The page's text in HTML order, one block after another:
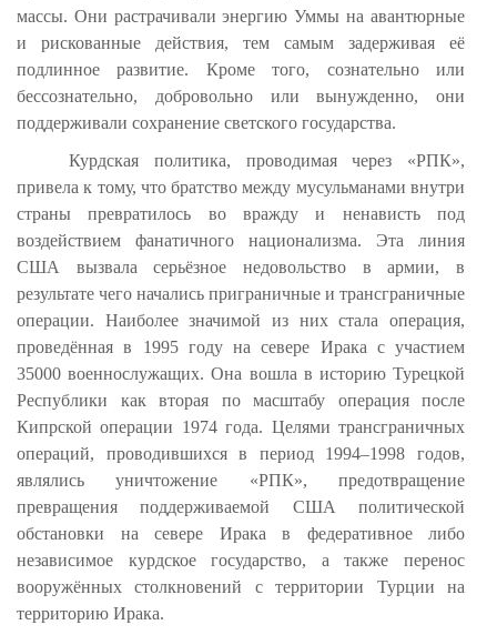
массы. Они растрачивали энергию Уммы на авантюрные
и рискованные действия, тем самым задерживая её
подлинное развитие. Кроме того, сознательно или
бессознательно, добровольно или вынужденно, они
поддерживали сохранение светского государства.
Курдская политика, проводимая через «РПК»,
привела к тому, что братство между мусульманами внутри
страны превратилось во вражду и ненависть под
воздействием фанатичного национализма. Эта линия
США вызвала серьёзное недовольство в армии, в
результате чего начались приграничные и трансграничные
операции. Наиболее значимой из них стала операция,
проведённая в 1995 году на севере Ирака с участием
35000 военнослужащих. Она вошла в историю Турецкой
Республики как вторая по масштабу операция после
Кипрской операции 1974 года. Целями трансграничных
операций, проводившихся в период 1994–1998 годов,
являлись уничтожение «РПК», предотвращение
превращения поддерживаемой США политической
обстановки на севере Ирака в федеративное либо
независимое курдское государство, а также перенос
вооружённых столкновений с территории Турции на
территорию Ирака.